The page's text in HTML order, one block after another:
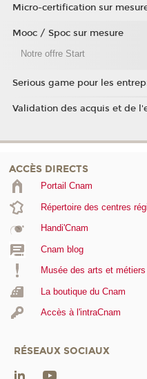
Micro-certification sur
Mooc / Spoc sur mesure
Notre offre Start
Serious game pour les
Validation des acquis et de
ACCÈS DIRECTS
Portail Cnam
Répertoire des centres
Handi'Cnam
Cnam blog
Musée des arts et métiers
La boutique du Cnam
Accès à l'intraCnam
RÉSEAUX SOCIAUX